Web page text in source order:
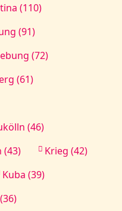
(110)
(91)
(72)
(61)
(46)
(43)
Krieg (42)
Kuba (39)